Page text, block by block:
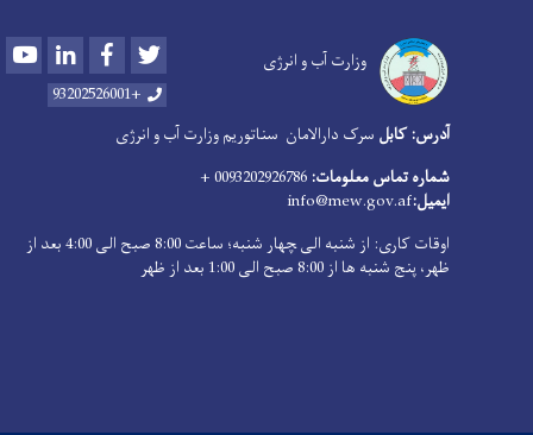
وزارت آب و انرژی YoutubeLinkedInFacebook
+93202526001
آدرس: کابل سرک دارالامان سناتوریم وزارت آب و انرژی
شماره تماس معلومات:
ایمیل:info@mew.gov.af
اوقات کاری: از شنبه الی ‍چهار شنبه؛ ساعت 8:00 صبح الی 4:00 بعد از
ظهر، پنج شنبه ها از 8:00 صبح الی 1:00 بعد از ظهر